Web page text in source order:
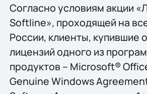
Согласно условиям акции
Softline», проходящей на
России, клиенты, купившие
лицензий одного из
продуктов – Microsoft®
Genuine Windows